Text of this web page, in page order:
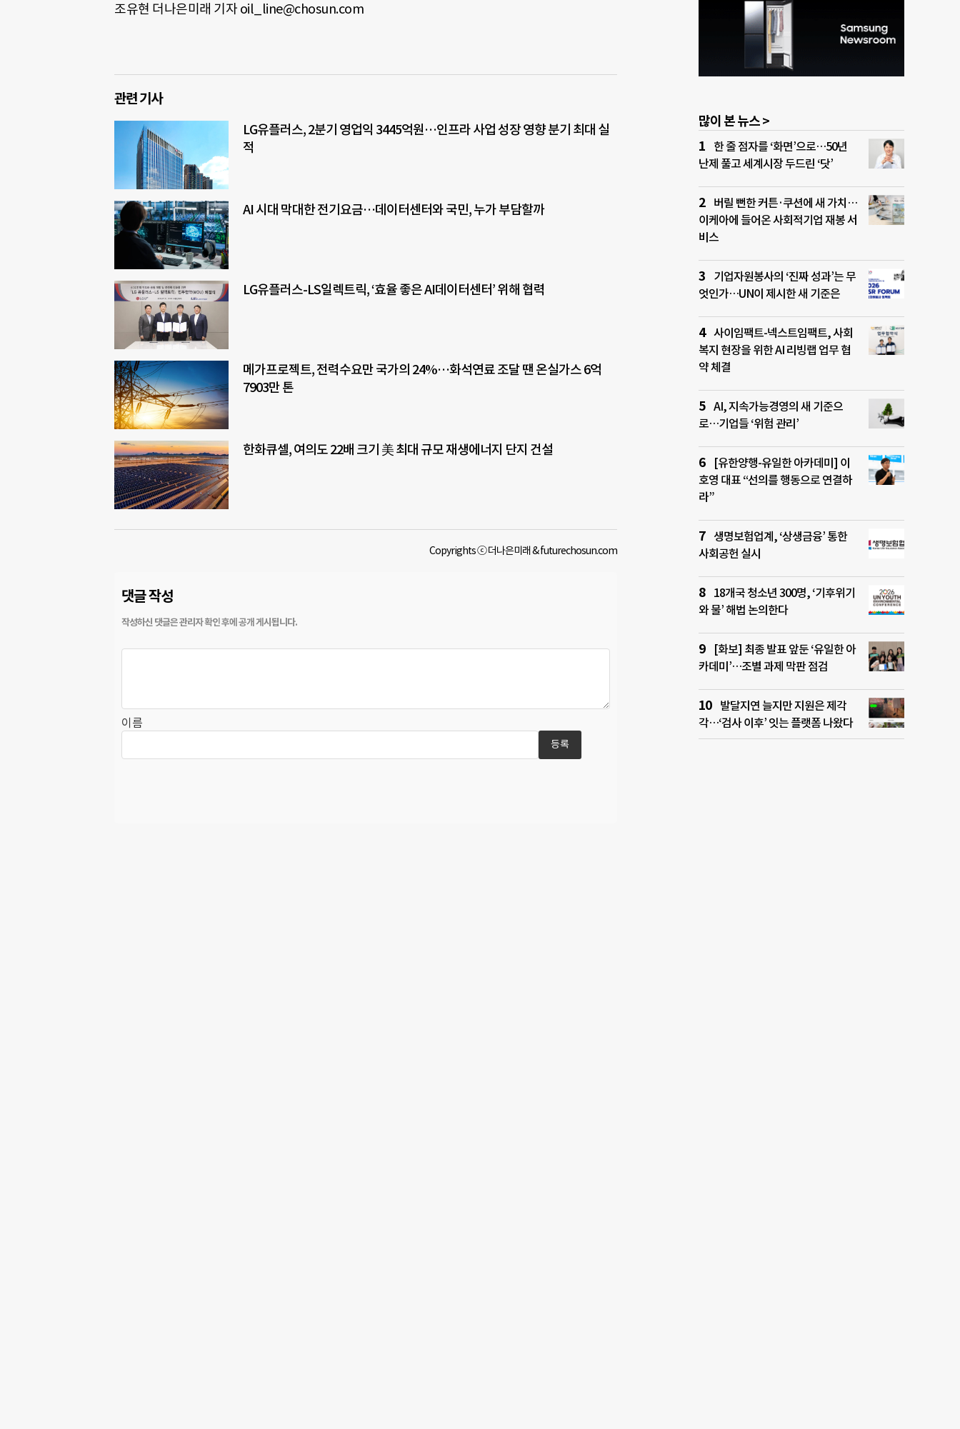
조유현 더나은미래 기자 oil_line@chosun.com
관련 기사
LG유플러스, 2분기 영업익 3445억원…인프라 사업 성장 영향 분기 최대 실
적
AI 시대 막대한 전기요금…데이터센터와 국민, 누가 부담할까
LG유플러스-LS일렉트릭, ‘효율 좋은 AI데이터센터’ 위해 협력
메가프로젝트, 전력수요만 국가의 24%…화석연료 조달 땐 온실가스 6억
7903만 톤
한화큐셀, 여의도 22배 크기 美 최대 규모 재생에너지 단지 건설
Copyrights ⓒ 더나은미래 & futurechosun.com
댓글 작성
이름
많이 본 뉴스 >
한 줄 점자를 ‘화면’으로…50년
난제 풀고 세계시장 두드린 ‘닷’
버릴 뻔한 커튼·쿠션에 새 가치…
이케아에 들어온 사회적기업 재봉 서
비스
기업자원봉사의 ‘진짜 성과’는 무
엇인가…UN이 제시한 새 기준은
사이임팩트-넥스트임팩트, 사회
복지 현장을 위한 AI 리빙랩 업무 협
약 체결
AI, 지속가능경영의 새 기준으
로…기업들 ‘위험 관리’
[유한양행-유일한 아카데미] 이
호영 대표 “선의를 행동으로 연결하
라”
생명보험업계, ‘상생금융’ 통한
사회공헌 실시
18개국 청소년 300명, ‘기후위기
와 물’ 해법 논의한다
[화보] 최종 발표 앞둔 ‘유일한 아
카데미’…조별 과제 막판 점검
발달지연 늘지만 지원은 제각
각…‘검사 이후’ 잇는 플랫폼 나왔다